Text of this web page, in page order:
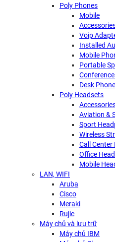
Poly Phones
Mobile
Voip
Installed
Mobile
Portable
Desk Phone
Poly Headsets
Aviation &
Sport
Wireless
Call Center
Office
Mobile
LAN, WIFI
Aruba
Cisco
Meraki
Rujie
Máy chủ và lưu trữ
Máy chủ IBM